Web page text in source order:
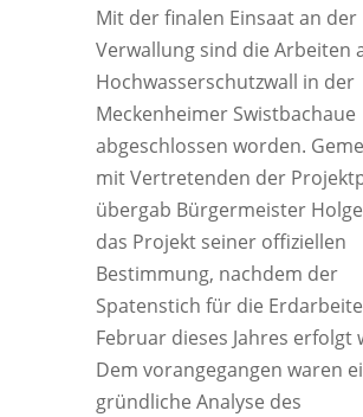
Mit der finalen Einsaat an der
Verwallung sind die Arbeiten
Hochwasserschutzwall in der
Meckenheimer Swistbachaue
abgeschlossen worden.
mit Vertretenden der
übergab Bürgermeister
das Projekt seiner offiziellen
Bestimmung, nachdem der
Spatenstich für die
Februar dieses Jahres erfolgt
Dem vorangegangen waren
gründliche Analyse des